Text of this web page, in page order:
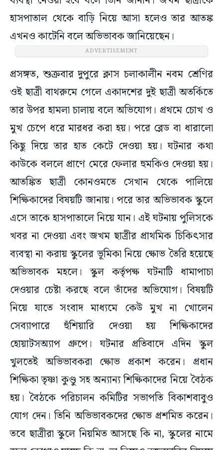
হাসপাতাল থেকে বাড়ি নিয়ে আসা হলেও তার আতঙ্ক
এখনও কাটেনি বলে অভিভাবক জানিয়েছেন।
ADVERTISEMENT
প্রসঙ্গত, শুক্রবার দুপুরে ক্লাস চলাকালীন নবম শ্রেণির
ওই ছাত্রী বাথরুমে গেলে একাদশের দুই ছাত্রী অতর্কিতে
তার উপর হামলা চালায় বলে অভিযোগ। প্রথমে চোখ ও
মুখ চেপে ধরে মারধর করা হয়। পরে ব্লেড বা ধারালো
কিছু দিয়ে তার হাত কেটে দেওয়া হয়। ঘটনার কথা
কাউকে বললে প্রাণে মেরে ফেলার হুমকিও দেওয়া হয়।
আতঙ্কিত ছাত্রী কোনওমতে সেখান থেকে পালিয়ে
শিক্ষিকাদের বিষয়টি জানায়। পরে তার অভিভাবক স্কুলে
এসে তাকে হাসপাতালে নিয়ে যান। এই ঘটনায় পুলিসকে
খবর না দেওয়া এবং জখম ছাত্রীর প্রাথমিক চিকিৎসার
ব্যবস্থা না করায় স্কুলের ভূমিকা নিয়ে ক্ষোভ তৈরি হয়েছে
অভিভাবক মহলে। স্কুল কর্তৃপক্ষ ঘটনাটি ধামাপাচা
দেওয়ার চেষ্টা করছে বলে তাঁদের অভিযোগ। বিষয়টি
নিয়ে যাতে সংবাদ মাধ্যমে কেউ মুখ না খোলেন
সেব্যাপারে হুঁশিয়ারি দেওয়া হয় শিক্ষিকাদের
হোয়াটসঅ্যাপ গ্রুপে। ঘটনার প্রতিবাদে এদিন স্কুল
খুলতেই অভিভাবকরা ক্ষোভ প্রকাশ করেন। প্রধান
শিক্ষিকা তৃষ্ণা কুণ্ডু সহ অন্যান্য শিক্ষিকাদের নিয়ে বৈঠক
হয়। বৈঠকে পরিচালন কমিটির সভাপতি বিকাশবাবুও
যোগ দেন। তিনি অভিভাবকদের ক্ষোভ প্রশমিত করেন।
তবে ছাত্রীরা স্কুলে নিয়মিত আসছে কি না, স্কুলের নামে